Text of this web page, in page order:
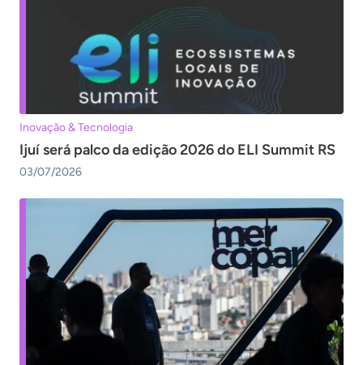
Inovação & Tecnologia
Ijuí será palco da edição 2026 do ELI Summit RS
03/07/2026